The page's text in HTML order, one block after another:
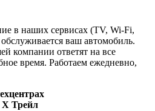
в наших сервисах (TV, Wi-Fi,
ваш автомобиль.
компании ответят на все
время. Работаем ежедневно,
Х Трейл